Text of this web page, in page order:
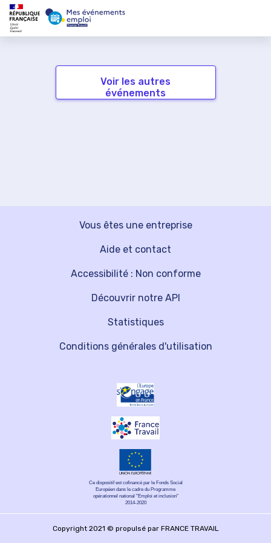
Voir les autres
événements
Vous êtes une entreprise
Découvrir notre API
Aide et contact
Statistiques
Accessibilité : Non conforme
Conditions générales d'utilisation
Ce dispositif est cofinancé par le Fonds Social
Européen dans le cadre du Programme
opérationnel national "Emploi et inclusion"
2014-2020
Copyright 2021 © propulsé par FRANCE TRAVAIL